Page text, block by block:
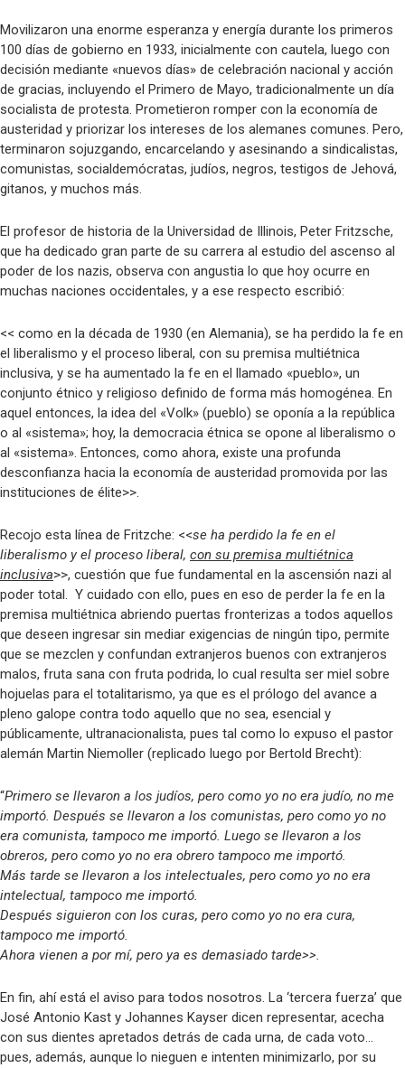
Movilizaron una enorme esperanza y energía durante los primeros
100 días de gobierno en 1933, inicialmente con cautela, luego con
decisión mediante «nuevos días» de celebración nacional y acción
de gracias, incluyendo el Primero de Mayo, tradicionalmente un día
socialista de protesta. Prometieron romper con la economía de
austeridad y priorizar los intereses de los alemanes comunes. Pero,
terminaron sojuzgando, encarcelando y asesinando a sindicalistas,
comunistas, socialdemócratas, judíos, negros, testigos de Jehová,
gitanos, y muchos más.
El profesor de historia de la Universidad de Illinois, Peter Fritzsche,
que ha dedicado gran parte de su carrera al estudio del ascenso al
poder de los nazis, observa con angustia lo que hoy ocurre en
muchas naciones occidentales, y a ese respecto escribió:
<< como en la década de 1930 (en Alemania), se ha perdido la fe en
el liberalismo y el proceso liberal, con su premisa multiétnica
inclusiva, y se ha aumentado la fe en el llamado «pueblo», un
conjunto étnico y religioso definido de forma más homogénea. En
aquel entonces, la idea del «Volk» (pueblo) se oponía a la república
o al «sistema»; hoy, la democracia étnica se opone al liberalismo o
al «sistema». Entonces, como ahora, existe una profunda
desconfianza hacia la economía de austeridad promovida por las
instituciones de élite>>.
Recojo esta línea de Fritzche: <<se ha perdido la fe en el
liberalismo y el proceso liberal, con su premisa multiétnica
inclusiva>>, cuestión que fue fundamental en la ascensión nazi al
poder total. Y cuidado con ello, pues en eso de perder la fe en la
premisa multiétnica abriendo puertas fronterizas a todos aquellos
que deseen ingresar sin mediar exigencias de ningún tipo, permite
que se mezclen y confundan extranjeros buenos con extranjeros
malos, fruta sana con fruta podrida, lo cual resulta ser miel sobre
hojuelas para el totalitarismo, ya que es el prólogo del avance a
pleno galope contra todo aquello que no sea, esencial y
públicamente, ultranacionalista, pues tal como lo expuso el pastor
alemán Martin Niemoller (replicado luego por Bertold Brecht):
“Primero se llevaron a los judíos, pero como yo no era judío, no me
importó. Después se llevaron a los comunistas, pero como yo no
era comunista, tampoco me importó. Luego se llevaron a los
obreros, pero como yo no era obrero tampoco me importó.
Más tarde se llevaron a los intelectuales, pero como yo no era
intelectual, tampoco me importó.
Después siguieron con los curas, pero como yo no era cura,
tampoco me importó.
Ahora vienen a por mí, pero ya es demasiado tarde>>.
En fin, ahí está el aviso para todos nosotros. La ‘tercera fuerza’ que
José Antonio Kast y Johannes Kayser dicen representar, acecha
con sus dientes apretados detrás de cada urna, de cada voto…
pues, además, aunque lo nieguen e intenten minimizarlo, por su